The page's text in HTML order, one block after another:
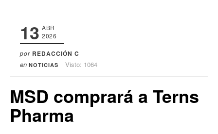
13 ABR
2026
por REDACCIÓN C
en NOTICIAS Visto: 1064
MSD comprará a Terns
Pharma